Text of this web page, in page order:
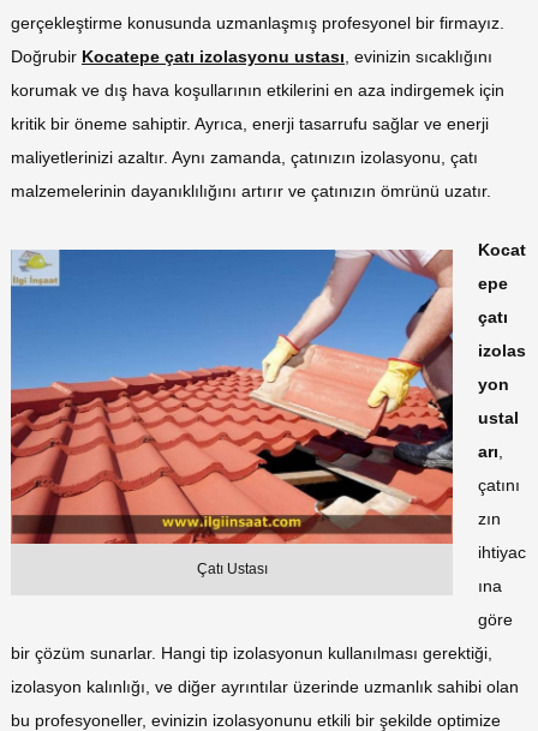
gerçekleştirme konusunda uzmanlaşmış profesyonel bir firmayız.
Doğrubir Kocatepe çatı izolasyonu ustası , evinizin sıcaklığını
korumak ve dış hava koşullarının etkilerini en aza indirgemek için
kritik bir öneme sahiptir. Ayrıca, enerji tasarrufu sağlar ve enerji
maliyetlerinizi azaltır. Aynı zamanda, çatınızın izolasyonu, çatı
malzemelerinin dayanıklılığını artırır ve çatınızın ömrünü uzatır.
Çatı Ustası
Kocat
epe
çatı
izolas
yon
ustal
arı
çatını
zın
ihtiyac
ına
göre
bir çözüm sunarlar. Hangi tip izolasyonun kullanılması gerektiği,
izolasyon kalınlığı, ve diğer ayrıntılar üzerinde uzmanlık sahibi olan
bu profesyoneller, evinizin izolasyonunu etkili bir şekilde optimize